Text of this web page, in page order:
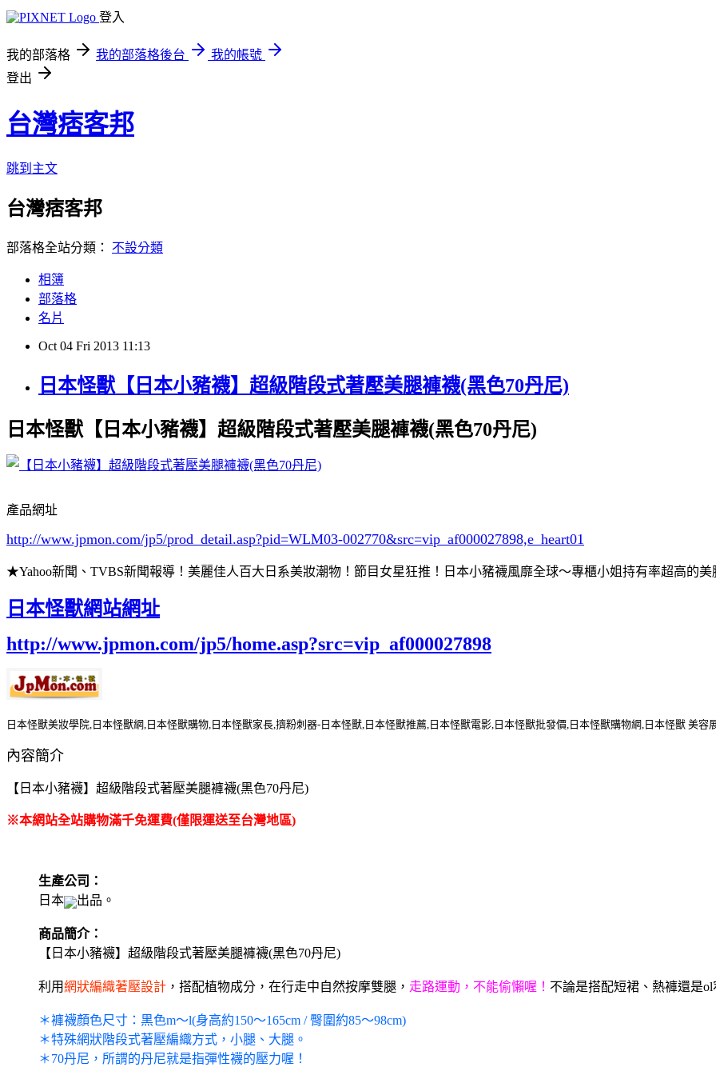
登入
我的部落格 我的部落格後台
我的帳號
登出
台灣痞客邦
跳到主文
台灣痞客邦
部落格全站分類： 不設分類
相簿
部落格
名片
Oct 04 Fri 2013 11:13
日本怪獸【日本小豬襪】超級階段式著壓美腿褲襪(黑色70丹尼)
日本怪獸【日本小豬襪】超級階段式著壓美腿褲襪(黑色70丹尼)
產品網址
http://www.jpmon.com/jp5/prod_detail.asp?pid=WLM03-002770&src=vip_af000027898,e_heart01
★Yahoo新聞、TVBS新聞報導！美麗佳人百大日系美妝潮物！節目女星狂推！日本小豬襪風靡全球～專櫃小姐持有率超高的美
日本怪獸網站網址
http://www.jpmon.com/jp5/home.asp?src=vip_af000027898
日本怪獸美妝學院,日本怪獸網,日本怪獸購物,日本怪獸家長,擠粉刺器-日本怪獸,日本怪獸推薦,日本怪獸電影,日本怪獸批發價,日本怪獸購物網,日本怪獸 美容
內容簡介
【日本小豬襪】超級階段式著壓美腿褲襪(黑色70丹尼)
※本網站全站購物滿千免運費(僅限運送至台灣地區)
生產公司：
日本
出品。
商品簡介：
【日本小豬襪】超級階段式著壓美腿褲襪(黑色70丹尼)
利用網狀編織著壓設計 ，搭配植物成分，在行走中自然按摩雙腿， 走路運動，不能偷懶喔！ 不論是搭配短裙、熱褲還是
＊褲襪顏色尺寸：黑色m～l(身高約150～165cm / 臀圍約85～98cm)
＊特殊網狀階段式著壓編織方式，小腿、大腿。
＊70丹尼，所謂的丹尼就是指彈性襪的壓力喔！